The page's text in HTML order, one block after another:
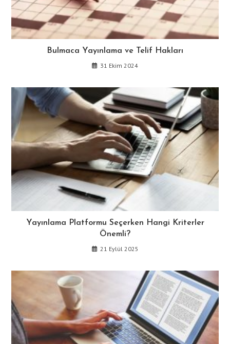
Bulmaca Yayınlama ve Telif Hakları
31 Ekim 2024
Yayınlama Platformu Seçerken Hangi Kriterler
Önemli?
21 Eylül 2025